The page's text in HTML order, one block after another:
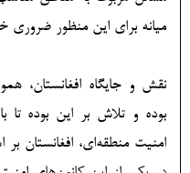
میانه برای این منظور ضروری
نقش و جایگاه افغانستان،
بوده و تلاش بر این بوده
امنیت منطقه‌ای، افغانستان